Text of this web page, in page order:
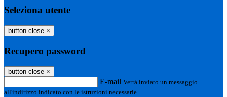
Seleziona utente
button close ×
Recupero password
button close ×
E-mail Verrà inviato un messaggio
all'indirizzo indicato con le istruzioni necessarie.